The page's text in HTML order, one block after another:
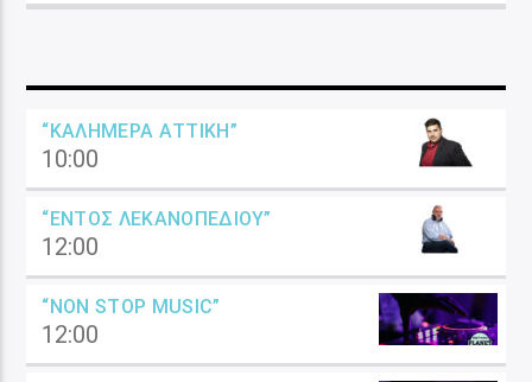
“ΚΑΛΗΜΈΡΑ ΑΤΤΙΚΉ”
10:00
“ΕΝΤΌΣ ΛΕΚΑΝΟΠΕΔΊΟΥ”
12:00
“NON STOP MUSIC”
12:00